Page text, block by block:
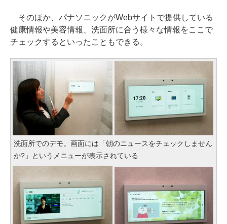
そのほか、パナソニックがWebサイトで提供している
健康情報や美容情報、洗面所に合う様々な情報をここで
チェックするといったこともできる。
洗面所でのデモ。画面には「朝のニュースをチェックしません
か?」というメニューが表示されている